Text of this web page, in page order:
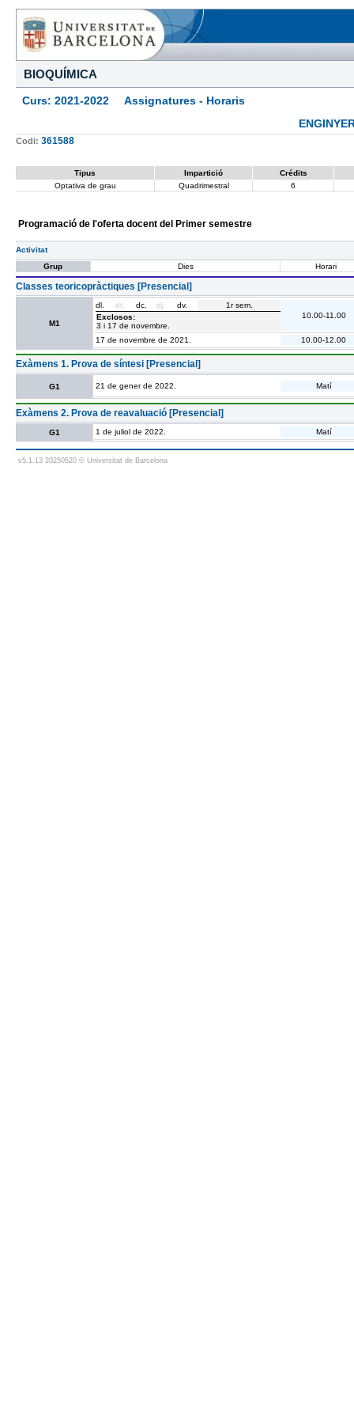
BIOQUÍMICA
Curs: 2021-2022 Assignatures - Horaris
Codi: 361588
Tipus Impartició
Crédits
Optativa de grau
Quadrimestral 6
Programació de l'oferta docent del Primer semestre
Activitat
Grup
Dies Horari
Classes teoricopràctiques [Presencial]
M1
dl. dt. dc. dj. dv.
1r sem.
Exclosos:
3 i 17 de novembre.
10.00-11.00
17 de novembre de 2021. 10.00-12.00
Exàmens 1. Prova de síntesi [Presencial]
G1 21 de gener de 2022. Matí
Exàmens 2. Prova de reavaluació [Presencial]
G1 1 de juliol de 2022. Matí
v5.1.13 20250520 © Universitat de Barcelona